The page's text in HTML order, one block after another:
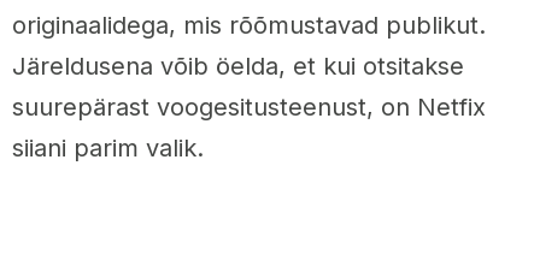
originaalidega, mis rõõmustavad publikut.
Järeldusena võib öelda, et kui otsitakse
suurepärast voogesitusteenust, on Netfix
siiani parim valik.